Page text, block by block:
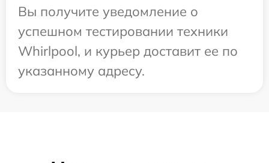
Вы получите уведомление о
успешном тестировании техники
Whirlpool, и курьер доставит ее по
указанному адресу.